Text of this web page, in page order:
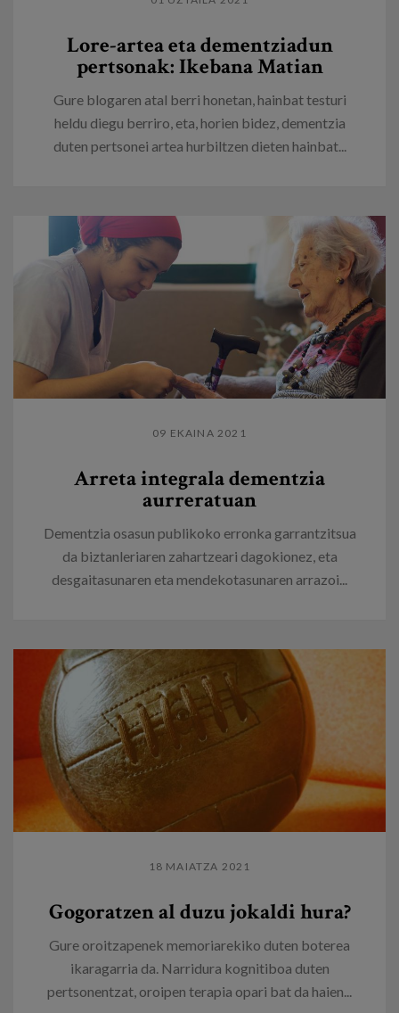
Lore-artea eta dementziadun
pertsonak: Ikebana Matian
Gure blogaren atal berri honetan, hainbat testuri
heldu diegu berriro, eta, horien bidez, dementzia
duten pertsonei artea hurbiltzen dieten hainbat...
09 EKAINA 2021
Arreta integrala dementzia
aurreratuan
Dementzia osasun publikoko erronka garrantzitsua
da biztanleriaren zahartzeari dagokionez, eta
desgaitasunaren eta mendekotasunaren arrazoi...
18 MAIATZA 2021
Gogoratzen al duzu jokaldi hura?
Gure oroitzapenek memoriarekiko duten boterea
ikaragarria da. Narridura kognitiboa duten
pertsonentzat, oroipen terapia opari bat da haien...